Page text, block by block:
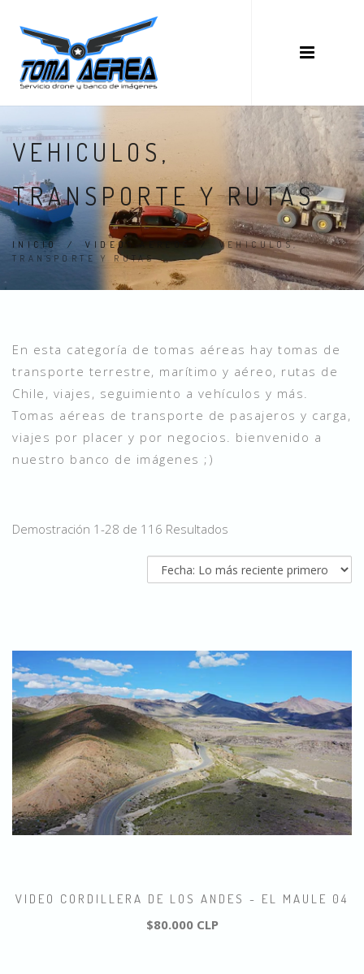
VEHICULOS,
TRANSPORTE Y RUTAS
INICIO /VIDEOS AEREOS
VEHICULOS,
TRANSPORTE Y RUTAS
En esta categoría de tomas aéreas hay tomas de
transporte terrestre, marítimo y aéreo, rutas de
Chile, viajes, seguimiento a vehículos y más.
Tomas aéreas de transporte de pasajeros y carga,
viajes por placer y por negocios. bienvenido a
nuestro banco de imágenes ;)
Demostración 1-28 de 116 Resultados
VIDEO CORDILLERA DE LOS ANDES - EL MAULE 04
$80.000 CLP